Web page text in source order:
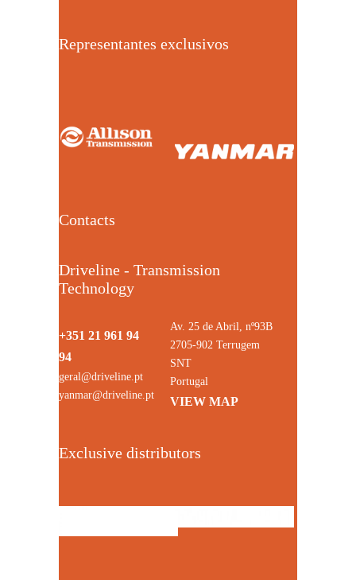
Representantes exclusivos
Contacts
Driveline - Transmission
Technology
+351 21 961 94
94
geral@driveline.pt
yanmar@driveline.pt
Av. 25 de Abril, nº93B
2705-902 Terrugem
SNT
Portugal
VIEW MAP
Exclusive distributors